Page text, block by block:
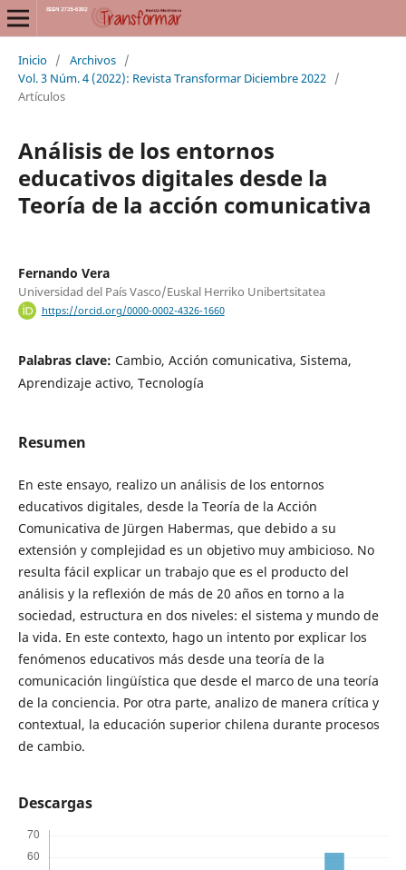
Inicio / Archivos /
Vol. 3 Núm. 4 (2022): Revista Transformar Diciembre 2022 /
Artículos
Análisis de los entornos
educativos digitales desde la
Teoría de la acción comunicativa
Fernando Vera
Universidad del País Vasco/Euskal Herriko Unibertsitatea
https://orcid.org/0000-0002-4326-1660
Palabras clave: Cambio, Acción comunicativa, Sistema,
Aprendizaje activo, Tecnología
Resumen
En este ensayo, realizo un análisis de los entornos
educativos digitales, desde la Teoría de la Acción
Comunicativa de Jürgen Habermas, que debido a su
extensión y complejidad es un objetivo muy ambicioso. No
resulta fácil explicar un trabajo que es el producto del
análisis y la reflexión de más de 20 años en torno a la
sociedad, estructura en dos niveles: el sistema y mundo de
la vida. En este contexto, hago un intento por explicar los
fenómenos educativos más desde una teoría de la
comunicación lingüística que desde el marco de una teoría
de la conciencia. Por otra parte, analizo de manera crítica y
contextual, la educación superior chilena durante procesos
de cambio.
Descargas